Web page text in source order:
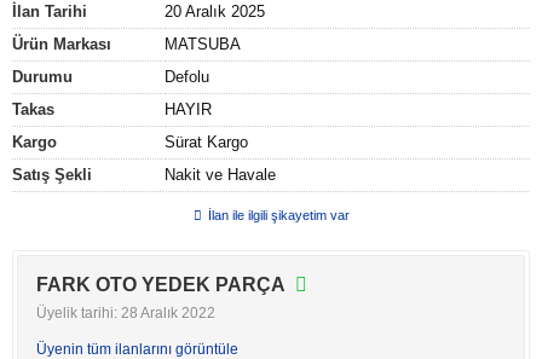
İlan Tarihi
20 Aralık 2025
Ürün Markası
MATSUBA
Durumu
Defolu
Takas
HAYIR
Kargo
Sürat Kargo
Satış Şekli
Nakit ve Havale
İlan ile ilgili şikayetim var
FARK OTO YEDEK PARÇA
Üyelik tarihi: 28 Aralık 2022
Üyenin tüm ilanlarını görüntüle